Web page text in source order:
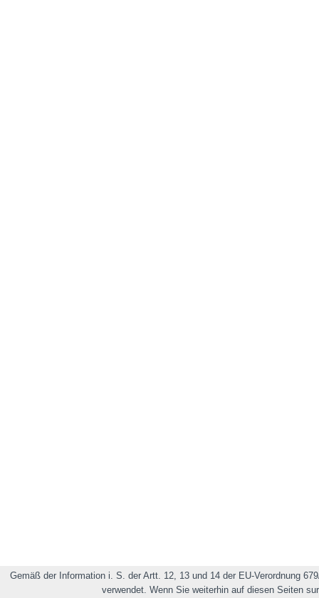
Gemäß der Information i. S. der Artt. 12, 13 und 14 der EU-Verordnung
verwendet. Wenn Sie weiterhin auf diesen Seiten